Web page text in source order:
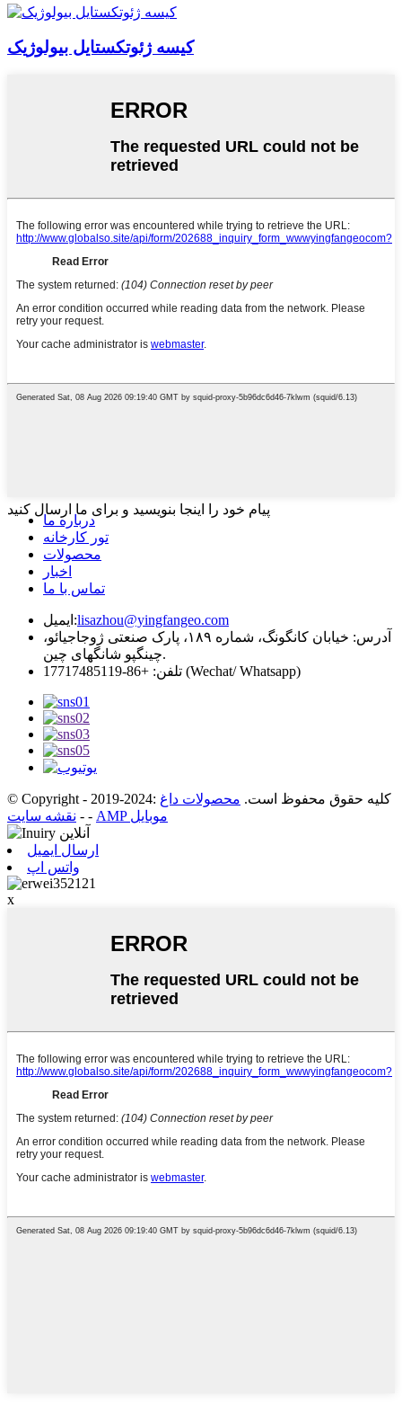
کیسه ژئوتکستایل بیولوژیک
پیام خود را اینجا بنویسید و برای ما ارسال کنید
درباره ما
تور کارخانه
محصولات
اخبار
تماس با ما
ایمیل:lisazhou@yingfangeo.com
آدرس: خیابان کانگونگ، شماره ۱۸۹، پارک صنعتی ژوجاجیائو،
چینگپو شانگهای چین.
تلفن: +86-17717485119 (Wechat/ Whatsapp)
© Copyright - 2019-2024: کلیه حقوق محفوظ است. محصولات داغ
- نقشه سایت - AMP موبایل
ارسال ایمیل
واتس اپ
x